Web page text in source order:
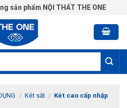
sản phẩm NỘI THẤT THE ONE
/ Két sắt / Két cao cấp nhập